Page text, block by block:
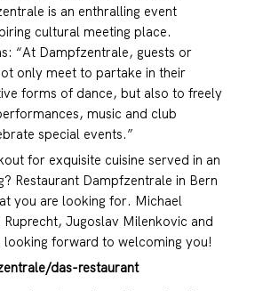
is an enthralling event
cultural meeting place.
“At Dampfzentrale, guests or
only meet to partake in their
forms of dance, but also to freely
music and club
special events.”
for exquisite cuisine served in an
Restaurant Dampfzentrale in Bern
you are looking for. Michael
Jugoslav Milenkovic and
looking forward to welcoming you!
das-restaurant